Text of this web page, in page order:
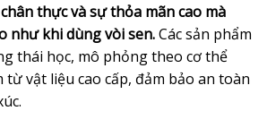
thực và sự thỏa mãn cao mà
như khi dùng vòi sen.Các sản phẩm
thái học, mô phỏng theo cơ thể
từ vật liệu cao cấp, đảm bảo an toàn